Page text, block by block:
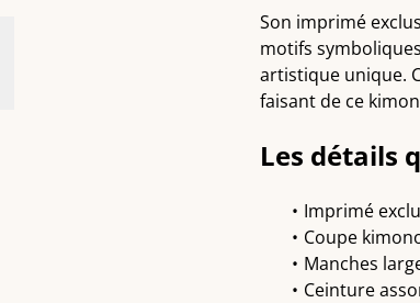
Son imprimé
motifs
artistique unique.
faisant de ce
Les détails
Imprimé
Coupe
Manches
Ceinture